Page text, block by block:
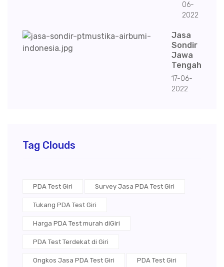
06-
2022
Jasa
Sondir
Jawa
Tengah
17-06-
2022
Tag Clouds
PDA Test Giri Survey Jasa PDA Test Giri
Tukang PDA Test Giri
Harga PDA Test murah diGiri
PDA Test Terdekat di Giri
Ongkos Jasa PDA Test Giri PDA Test Giri